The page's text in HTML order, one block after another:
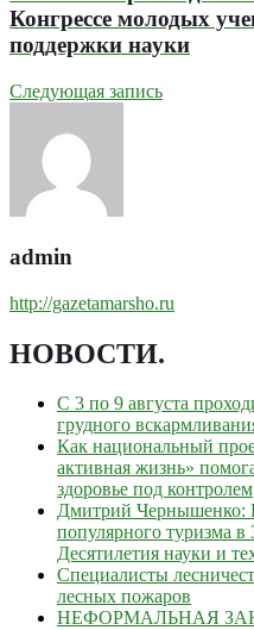
Конгрессе молодых
поддержки науки
Следующая запись
admin
http://gazetamarsho.ru
НОВОСТИ.
С 3 по 9 августа
грудного
Как национальный
активная жизнь»
здоровье под контролем
Дмитрий Чернышенко:
популярного туризма в
Десятилетия науки и
Специалисты
лесных пожаров
НЕФОРМАЛЬНАЯ